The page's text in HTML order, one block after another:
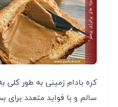
کره بادام زمینی به طور کلی
سالم و با فواید متعدد برای